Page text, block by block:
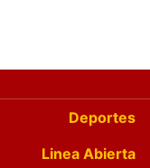
Deportes
Linea Abierta